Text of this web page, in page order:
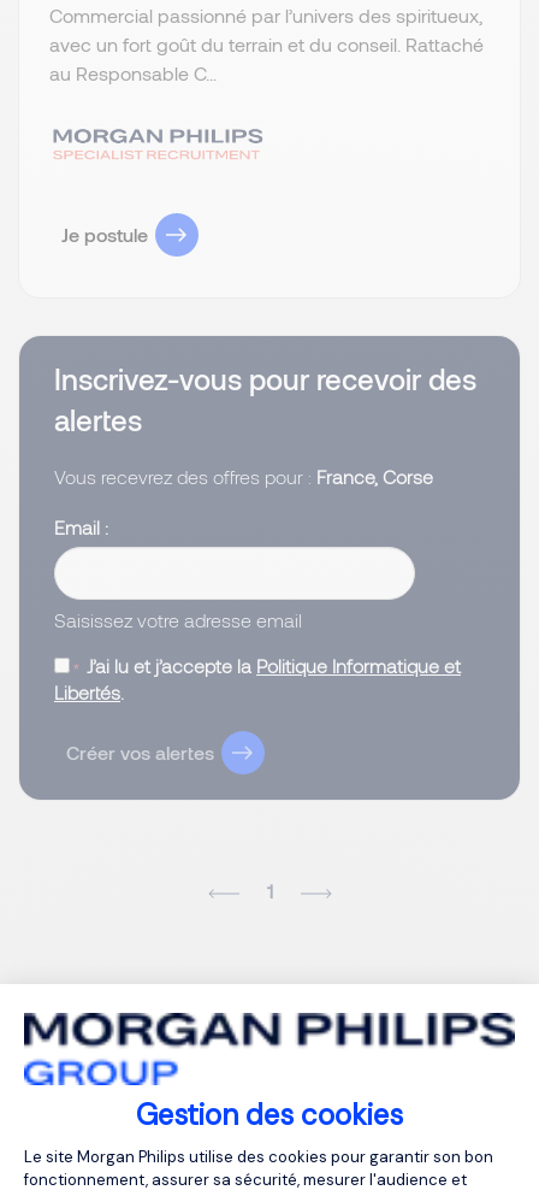
Gestion des cookies
Plateforme de Gestion du
Le site Morgan Philips utilise des cookies pour garantir son bon
fonctionnement, assurer sa sécurité, mesurer l'audience et
Commercial passionné par l’univers des spiritueux,
avec un fort goût du terrain et du conseil. Rattaché
au Responsable C...
Je postule
Inscrivez-vous pour recevoir des
alertes
Vous recevrez des offres pour : France, Corse
Email
Saisissez votre adresse email
J’ai lu et j’accepte la Politique Informatique et
Libertés.
Créer vos alertes
1